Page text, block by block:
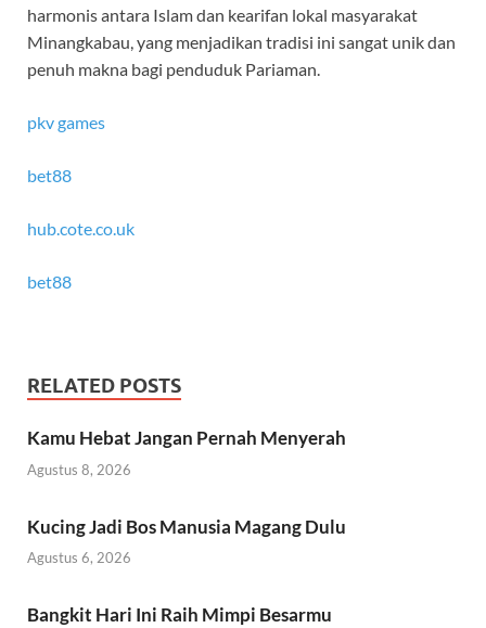
harmonis antara Islam dan kearifan lokal masyarakat
Minangkabau, yang menjadikan tradisi ini sangat unik dan
penuh makna bagi penduduk Pariaman.
pkv games
bet88
hub.cote.co.uk
bet88
RELATED POSTS
Kamu Hebat Jangan Pernah Menyerah
Agustus 8, 2026
Kucing Jadi Bos Manusia Magang Dulu
Agustus 6, 2026
Bangkit Hari Ini Raih Mimpi Besarmu